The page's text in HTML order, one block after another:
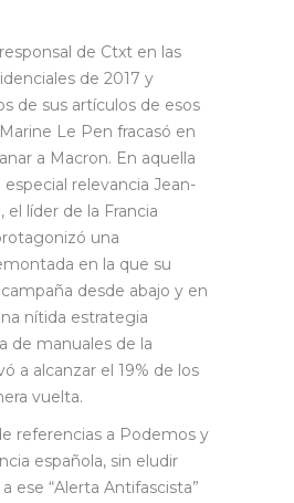
de Ctxt en las
de 2017 y
de sus artículos de esos
Le Pen fracasó en
a Macron. En aquella
relevancia Jean-
líder de la Francia
una
en la que su
desde abajo y en
nítida estrategia
de manuales de la
a alcanzar el 19% de los
vuelta.
referencias a Podemos y
española, sin eludir
ese “Alerta Antifascista”